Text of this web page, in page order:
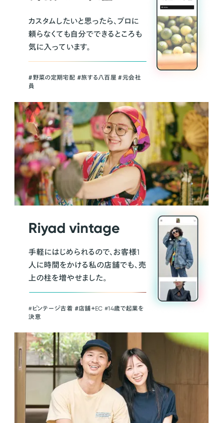
カスタムしたいと思ったら、プロに
頼らなくても自分でできるところも
気に入っています。
＃野菜の定期宅配 ＃旅する八百屋 ＃元会社
員
Riyad vintage
手軽にはじめられるので、お客様1
人に時間をかける私の店舗でも、売
上の柱を増やせました。
#ビンテージ古着 ＃店舗＋EC #14歳で起業を
決意